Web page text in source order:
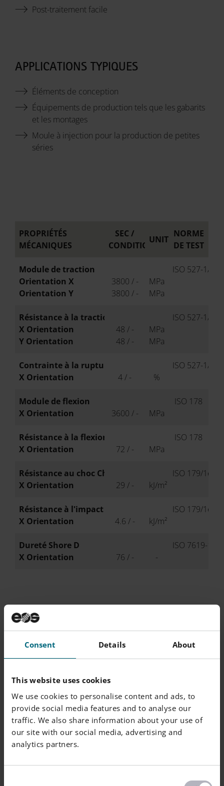
Consent Details About
This website uses cookies
We use cookies to personalise content and ads, to
provide social media features and to analyse our
traffic. We also share information about your use of
our site with our social media, advertising and
analytics partners.
Post-traitement facile
APPLICATIONS TYPIQUES
Éléments de conception
Équipements de production tels que les gabarits
et les montages
Moule à injection pour la production de petites
séries
PROPRIÉTÉS
MÉCANIQUES
SEC /
CONDITIONNÉ
UNITÉ
NORME
DE TEST
Module de traction
Orientation X
Orientation Y
3800 / -
3800 / -
MPa
MPa
ISO 527-1/-2
Résistance à la traction
X Orientation
Y Orientation
48 / -
48 / -
MPa
MPa
ISO 527-1/-2
Contrainte à la rupture
X Orientation
4 / - %
ISO 527-1/-2
Module de flexion
X Orientation
3600 / - MPa
ISO 178
Résistance à la flexion
X Orientation
72 / - MPa
ISO 178
Résistance au choc Charpy (+23°C)
X Orientation
29 / - kJ/m²
ISO 179/1eU
Résistance à l'impact Charpy (+23°C)
X Orientation
4.6 / - kJ/m²
ISO 179/1eA
Dureté Shore D
X Orientation
76 / - -
ISO 7619-1
PROPRIÉTÉS
THERMIQUES
CONDITIONNÉ
DE TEST
Température de fusion 176 °C ISO 11357-1/-
Température de déflexion sous une charge de 1,80
X Orientation
144 °C
Température de déflexion sous charge 0,45 MPa
X Orientation
175 °C
ISO 75-1/-2
X Orientation
169 °C